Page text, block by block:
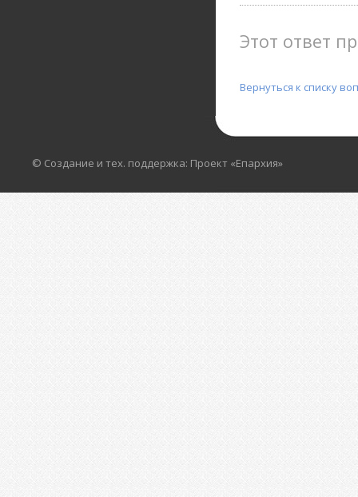
Этот ответ
Вернуться к списку
© Создание и тех. поддержка: Проект «Епархия»